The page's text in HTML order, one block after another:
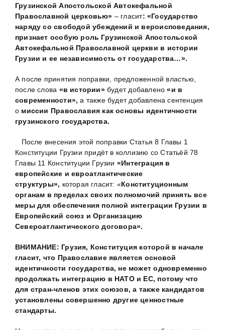
Грузинской Апостольской Автокефальной
Православной церковью» – гласит: «Государство
наряду со свободой убеждений и вероисповедания,
признает особую роль Грузинской Апостольской
Автокефальной Православной церкви в истории
Грузии и ее независимость от государства…».
А после принятия поправки, предложенной властью,
после слова «в истории»будет добавлено«и в
современности», а также будет добавлена сентенция
о миссии Православия как основы идентичности
грузинского государства.
После внесения этой поправки Статья 8 Главы 1
Конституции Грузии придёт в коллизию со Статьёй 78
Главы 11 Конституции Грузии «Интеграция в
европейские и евроатлантические
структуры», которая гласит: «Конституционным
органам в пределах своих полномочий принять все
меры для обеспечения полной интеграции Грузии в
Европейский союз и Организацию
Североатлантического договора».
ВНИМАНИЕ: Грузия, Конституция которой в начале
гласит, что Православие является основой
идентичности государства, не может одновременно
продолжать интеграцию в НАТО и ЕС, потому что
для стран-членов этих союзов, а также кандидатов
установлены совершенно другие ценностные
стандарты.